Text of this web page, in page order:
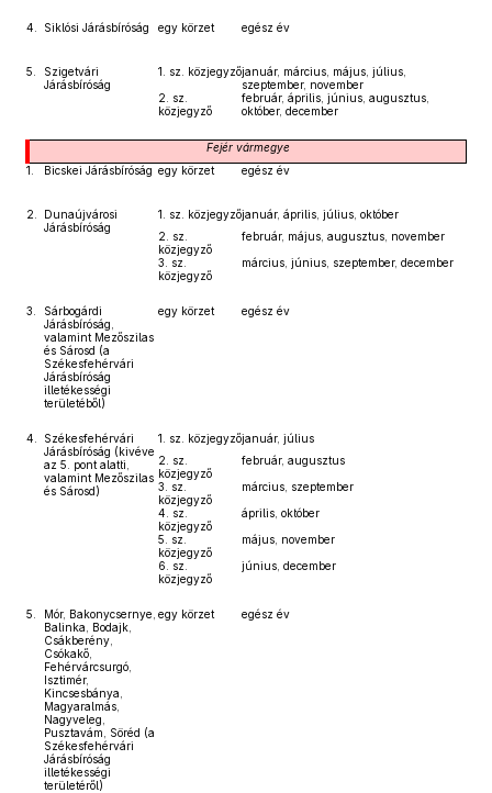
4. Siklósi Járásbíróság egy körzet egész év
5.
Szigetvári
Járásbíróság
1. sz. közjegyzőjanuár, március, május, július,
szeptember, november
2. sz.
közjegyző
február, április, június, augusztus,
október, december
Fejér vármegye
1.
Bicskei Járásbíróság egy körzet egész év
2.
Dunaújvárosi
Járásbíróság
1. sz. közjegyzőjanuár, április, július, október
2. sz.
közjegyző
február, május, augusztus, november
3. sz.
közjegyző
március, június, szeptember, december
3.
Sárbogárdi
Járásbíróság,
valamint Mezőszilas
és Sárosd (a
Székesfehérvári
Járásbíróság
illetékességi
területéből)
egy körzet egész év
4.
Székesfehérvári
Járásbíróság (kivéve
az 5. pont alatti,
valamint Mezőszilas
és Sárosd)
1. sz. közjegyzőjanuár, július
2. sz.
közjegyző
február, augusztus
3. sz.
közjegyző
március, szeptember
4. sz.
közjegyző
április, október
5. sz.
közjegyző
május, november
6. sz.
közjegyző
június, december
5.
Mór, Bakonycsernye,
Balinka, Bodajk,
Csákberény,
Csókakő,
Fehérvárcsurgó,
Isztimér,
Kincsesbánya,
Magyaralmás,
Nagyveleg,
Pusztavám, Söréd (a
Székesfehérvári
Járásbíróság
illetékességi
területéről)
egy körzet egész év